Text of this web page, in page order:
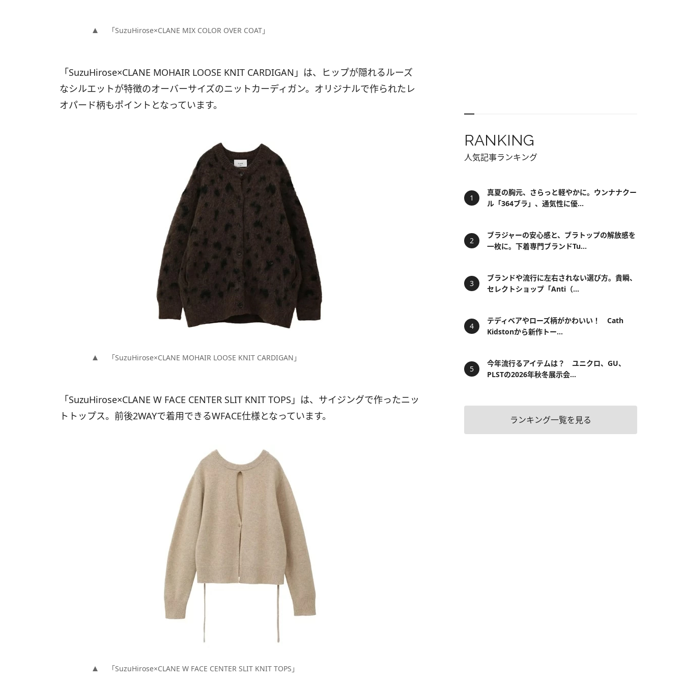
「SuzuHirose×CLANE MIX COLOR OVER COAT」
「SuzuHirose×CLANE MOHAIR LOOSE KNIT CARDIGAN」は、ヒップが隠れるルーズ
なシルエットが特徴のオーバーサイズのニットカーディガン。オリジナルで作られたレ
オパード柄もポイントとなっています。
「SuzuHirose×CLANE MOHAIR LOOSE KNIT CARDIGAN」
「SuzuHirose×CLANE W FACE CENTER SLIT KNIT TOPS」は、サイジングで作ったニッ
トトップス。前後2WAYで着用できるWFACE仕様となっています。
「SuzuHirose×CLANE W FACE CENTER SLIT KNIT TOPS」
RANKING
人気記事ランキング
真夏の胸元、さらっと軽やかに。ウンナナクー
ル「364ブラ」、通気性に優...
ブラジャーの安心感と、ブラトップの解放感を
一枚に。下着専門ブランドTu...
ブランドや流行に左右されない選び方。貴瞬、
セレクトショップ「Anti（...
テディベアやローズ柄がかわいい！ Cath
Kidstonから新作トー...
今年流行るアイテムは？ ユニクロ、GU、
PLSTの2026年秋冬展示会...
ランキング一覧を見る